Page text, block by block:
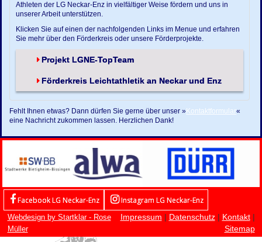
Athleten der LG Neckar-Enz in vielfältiger Weise fördern und uns in
unserer Arbeit unterstützen.
Klicken Sie auf einen der nachfolgenden Links im Menue und erfahren
Sie mehr über den Förderkreis oder unsere Förderprojekte.
Projekt LGNE-TopTeam
Förderkreis Leichtathletik an Neckar und Enz
Fehlt Ihnen etwas? Dann dürfen Sie gerne über unser »Kontaktformular«
eine Nachricht zukommen lassen. Herzlichen Dank!
Facebook LG Neckar-Enz Instagram LG Neckar-Enz
Webdesign by Startklar - Rose
Müller
Impressum | Datenschutz| Kontakt|
Sitemap